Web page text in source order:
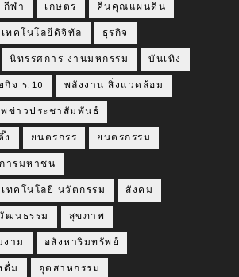
กีฬา เกษตร คืนคุณแผ่นดิน
เทคโนโลยีดิจิทัล ธุรกิจ
นิทรรศการ งานมหกรรม บันเทิง
จ ร.10 พลังงาน สิ่งแวดล้อม
ข่าวประชาสัมพันธ์
ง ยนตรกรร ยนตรกรรม
ารมหาชน
ทคโนโลยี นวัตกรรม สังคม
ฒนธรรม สุขภาพ
าม อสังหาริมทรัพย์
ดื่ม อุตสาหกรรม